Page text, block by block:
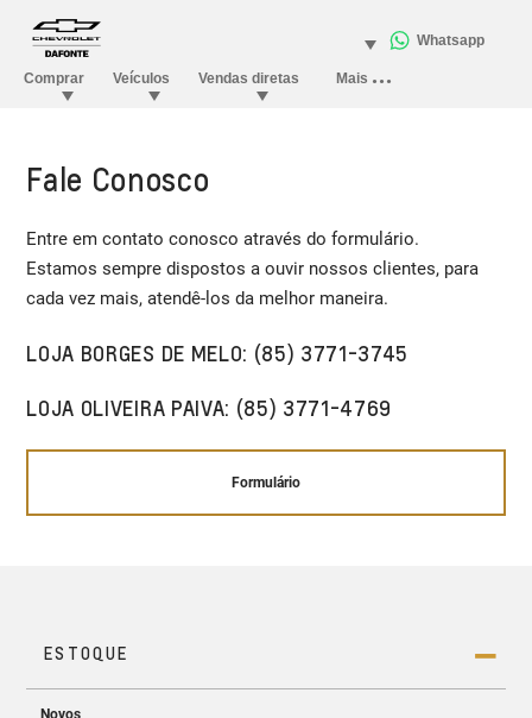
Fale Conosco
Entre em contato conosco através do formulário.
Estamos sempre dispostos a ouvir nossos clientes, para
cada vez mais, atendê-los da melhor maneira.
LOJA BORGES DE MELO: (85) 3771-3745
LOJA OLIVEIRA PAIVA: (85) 3771-4769
Formulário